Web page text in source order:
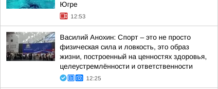
Югре
12:53
Василий Анохин: Спорт – это не просто
физическая сила и ловкость, это образ
жизни, построенный на ценностях здоровья,
целеустремлённости и ответственности
12:25